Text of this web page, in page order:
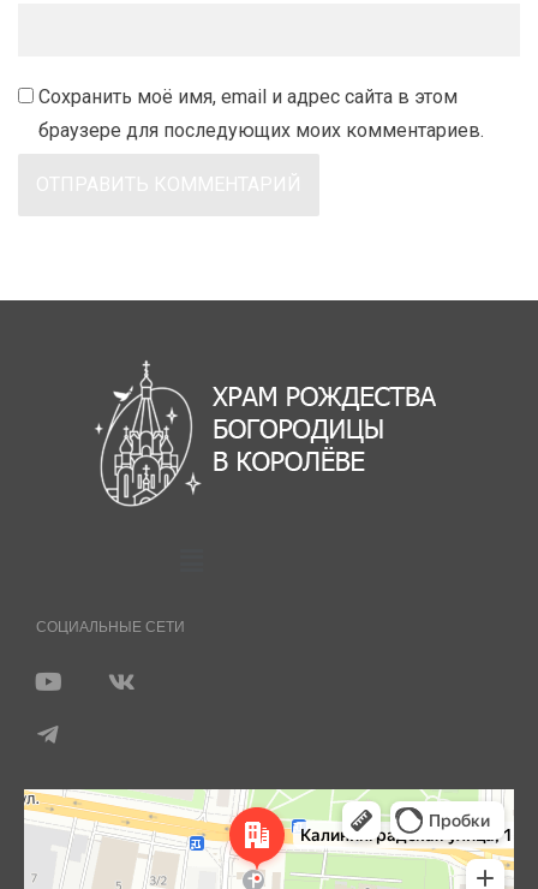
Сохранить моё имя, email и адрес сайта в этом
браузере для последующих моих комментариев.
СОЦИАЛЬНЫЕ СЕТИ
Королёв
Яндекс Карты — транспорт, навигация, поиск мест